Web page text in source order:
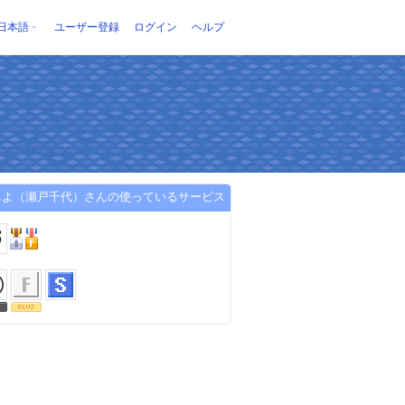
本語 ユーザー登録 ログイン ヘルプ
（瀬戸千代）さんの使っているサービス